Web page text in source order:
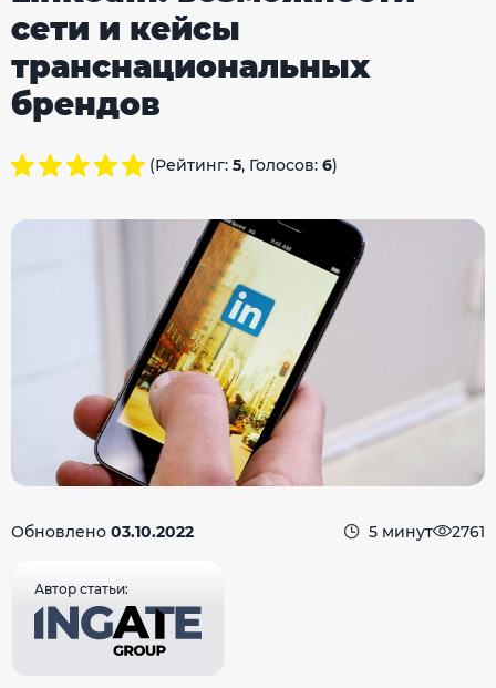
сети и кейсы
транснациональных
брендов
(Рейтинг: 5, Голосов: 6)
Обновлено 03.10.2022 5 минут 2761
Автор статьи: